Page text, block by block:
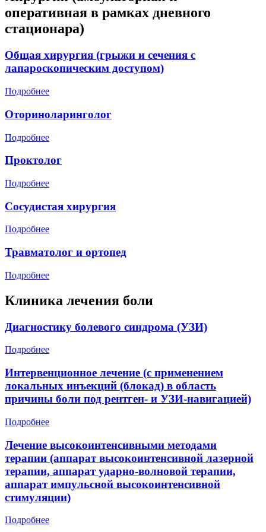
оперативная в рамках дневного
стационара)
Общая хирургия (грыжи и сечения с
лапароскопическим доступом)
Подробнее
Оториноларинголог
Подробнее
Проктолог
Подробнее
Сосудистая хирургия
Подробнее
Травматолог и ортопед
Подробнее
Клиника лечения боли
Диагностику болевого синдрома (УЗИ)
Подробнее
Интервенционное лечение (с применением
локальных инъекций (блокад) в область
причины боли под рентген- и УЗИ-навигацией)
Подробнее
Лечение высокоинтенсивными методами
терапии (аппарат высокоинтенсивной лазерной
терапии, аппарат ударно-волновой терапии,
аппарат импульсной высокоинтенсивной
стимуляции)
Подробнее